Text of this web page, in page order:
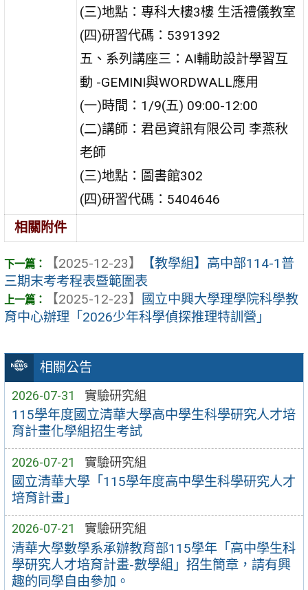
相關公告
2026-07-31 實驗研究組
115學年度國立清華大學高中學生科學研究人才培
育計畫化學組招生考試
2026-07-21 實驗研究組
國立清華大學「115學年度高中學生科學研究人才
培育計畫」
2026-07-21 實驗研究組
清華大學數學系承辦教育部115學年「高中學生科
學研究人才培育計畫-數學組」招生簡章，請有興
趣的同學自由參加。
(三)地點：專科大樓3樓 生活禮儀教室
(四)研習代碼：5391392
五、系列講座三：AI輔助設計學習互
動 -GEMINI與WORDWALL應用
(一)時間：1/9(五) 09:00-12:00
(二)講師：君邑資訊有限公司 李燕秋
老師
(三)地點：圖書館302
(四)研習代碼：5404646
相關附件
【2025-12-23】
【教學組】高中部114-1普
三期末考考程表暨範圍表
【2025-12-23】
國立中興大學理學院科學教
育中心辦理「2026少年科學偵探推理特訓營」